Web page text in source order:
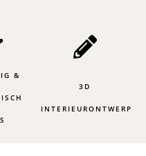
&
3D
INTERIEURONTWERP